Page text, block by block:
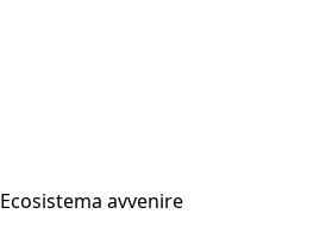
Ecosistema avvenire